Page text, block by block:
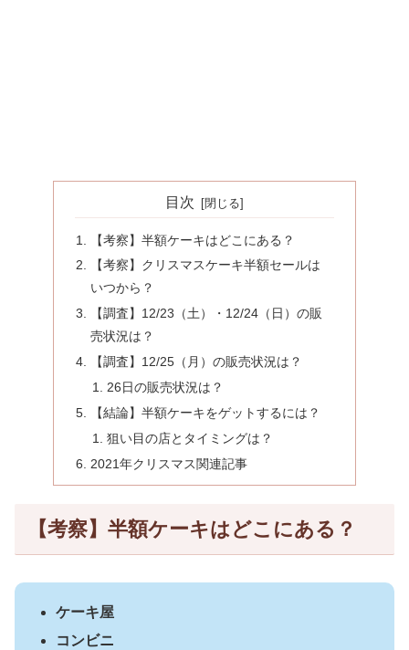
目次
【考察】半額ケーキはどこにある？
【考察】クリスマスケーキ半額セールは
いつから？
【調査】12/23（土）・12/24（日）の販
売状況は？
【調査】12/25（月）の販売状況は？
26日の販売状況は？
【結論】半額ケーキをゲットするには？
狙い目の店とタイミングは？
2021年クリスマス関連記事
【考察】半額ケーキはどこにある？
ケーキ屋
コンビニ